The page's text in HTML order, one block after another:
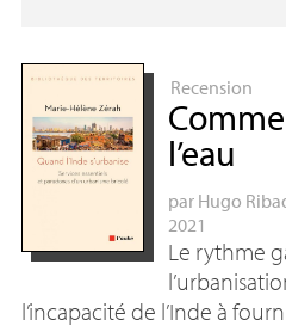
Recension
l’eau
par Hugo
2021
Le rythme
l’incapacité de l’Inde à